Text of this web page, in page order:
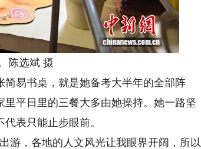
陈选斌 摄
易书桌，就是她备考大半年的全部阵
平日里的三餐大多由她操持。她一路坚
表只能止步眼前。
，各地的人文风光让我眼界开阔，所以